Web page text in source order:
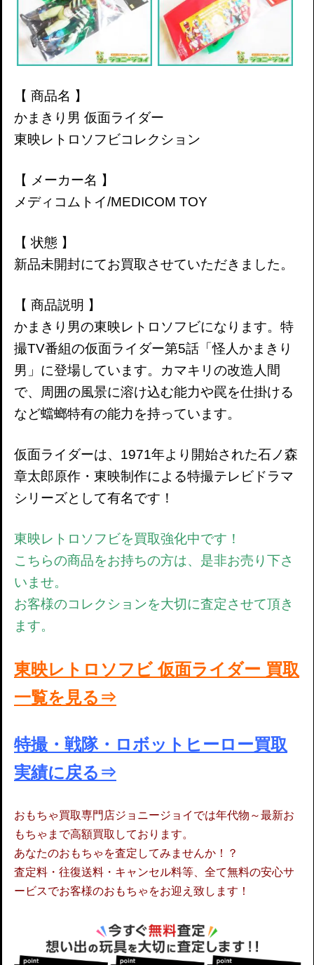
【 商品名 】
かまきり男 仮面ライダー
東映レトロソフビコレクション
【 メーカー名 】
メディコムトイ/MEDICOM TOY
【 状態 】
新品未開封にてお買取させていただきました。
【 商品説明 】
かまきり男の東映レトロソフビになります。特
撮TV番組の仮面ライダー第5話「怪人かまきり
男」に登場しています。カマキリの改造人間
で、周囲の風景に溶け込む能力や罠を仕掛ける
など蟷螂特有の能力を持っています。
仮面ライダーは、1971年より開始された石ノ森
章太郎原作・東映制作による特撮テレビドラマ
シリーズとして有名です！
東映レトロソフビを買取強化中です！
こちらの商品をお持ちの方は、是非お売り下さ
いませ。
お客様のコレクションを大切に査定させて頂き
ます。
東映レトロソフビ 仮面ライダー 買取
一覧を見る⇒
特撮・戦隊・ロボットヒーロー買取
実績に戻る⇒
おもちゃ買取専門店ジョニージョイでは年代物～最新お
もちゃまで高額買取しております。
あなたのおもちゃを査定してみませんか！？
査定料・往復送料・キャンセル料等、全て無料の安心サ
ービスでお客様のおもちゃをお迎え致します！